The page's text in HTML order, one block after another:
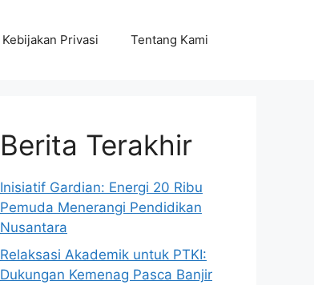
Kebijakan Privasi Tentang Kami
Berita Terakhir
Inisiatif Gardian: Energi 20 Ribu
Pemuda Menerangi Pendidikan
Nusantara
Relaksasi Akademik untuk PTKI:
Dukungan Kemenag Pasca Banjir